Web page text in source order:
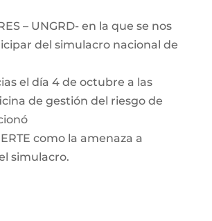
– UNGRD- en la que se nos
del simulacro nacional de
el día 4 de octubre a las
de gestión del riesgo de
como la amenaza a
simulacro.